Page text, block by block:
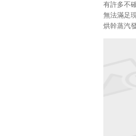
有許多不
無法滿足
烘幹蒸汽